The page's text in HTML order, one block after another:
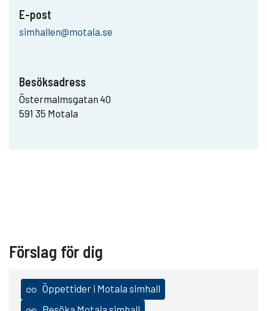
E-post
simhallen@motala.se
Besöksadress
Östermalmsgatan 40
591 35 Motala
Förslag för dig
Öppettider i Motala simhall